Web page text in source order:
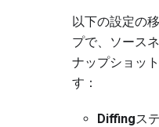
以下の設定の
プで、ソース
ナップショッ
す：
Diffingス